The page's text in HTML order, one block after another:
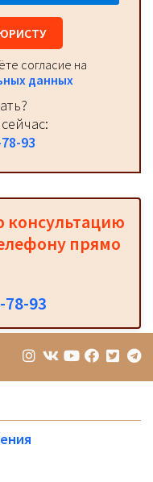
согласие на
данных
93
прямо
78-93